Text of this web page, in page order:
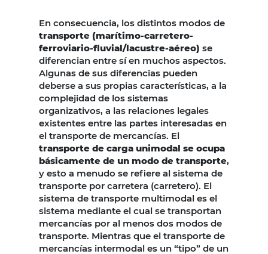
En consecuencia, los distintos modos de
transporte (marítimo-carretero-
ferroviario-fluvial/lacustre-aéreo) se
diferencian entre sí en muchos aspectos.
Algunas de sus diferencias pueden
deberse a sus propias características, a la
complejidad de los sistemas
organizativos, a las relaciones legales
existentes entre las partes interesadas en
el transporte de mercancías. El
transporte de carga unimodal se ocupa
básicamente de un modo de transporte,
y esto a menudo se refiere al sistema de
transporte por carretera (carretero). El
sistema de transporte multimodal es el
sistema mediante el cual se transportan
mercancías por al menos dos modos de
transporte. Mientras que el transporte de
mercancías intermodal es un “tipo” de un